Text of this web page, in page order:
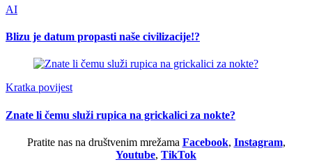
AI
Blizu je datum propasti naše civilizacije!?
Kratka povijest
Znate li čemu služi rupica na grickalici za nokte?
Pratite nas na društvenim mrežama Facebook, Instagram,
Youtube, TikTok